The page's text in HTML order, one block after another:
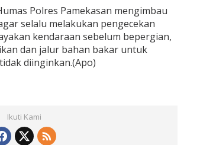
Polres Pamekasan mengimbau
selalu melakukan pengecekan
kendaraan sebelum bepergian,
dan jalur bahan bakar untuk
diinginkan.(Apo)
Ikuti Kami